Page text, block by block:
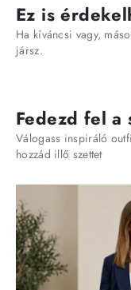
Ez is
Ha kíváncsi vagy,
jársz.
Fedezd fel a
Válogass inspiráló
hozzád illő szettet